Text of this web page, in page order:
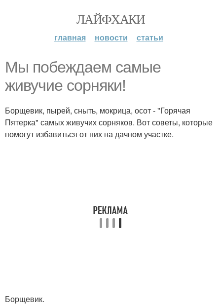
ЛАЙФХАКИ
главная новости статьи
Мы побеждаем самые
живучие сорняки!
Борщевик, пырей, сныть, мокрица, осот - "Горячая
Пятерка" самых живучих сорняков. Вот советы, которые
помогут избавиться от них на дачном участке.
Борщевик.